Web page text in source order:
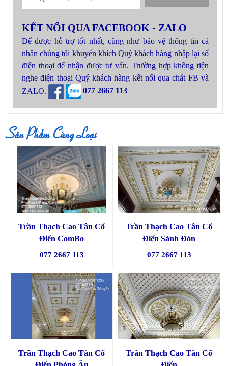
KẾT NỐI QUA FACEBOOK - ZALO
Để được hỗ trợ tốt nhất, cũng như bảo vệ thông tin cá
nhân chúng tôi khuyến khích Quý khách hàng nhập lại số
điện thoại để nhận được tư vấn. Trường hợp không tiện
nghe điện thoại Quý khách hàng kết nối qua chát FB và
ZALO.
077 2667 113
Sản Phẩm Cùng Loại
Trần Thạch Cao Tân Cổ
Điển ComBo
077 2667 113
Trần Thạch Cao Tân Cổ
Điển Sảnh Đón
077 2667 113
Trần Thạch Cao Tân Cổ
Trần Thạch Cao Tân Cổ